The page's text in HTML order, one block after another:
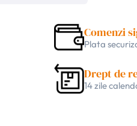
Comenzi
Plata
Drept de
14 zile